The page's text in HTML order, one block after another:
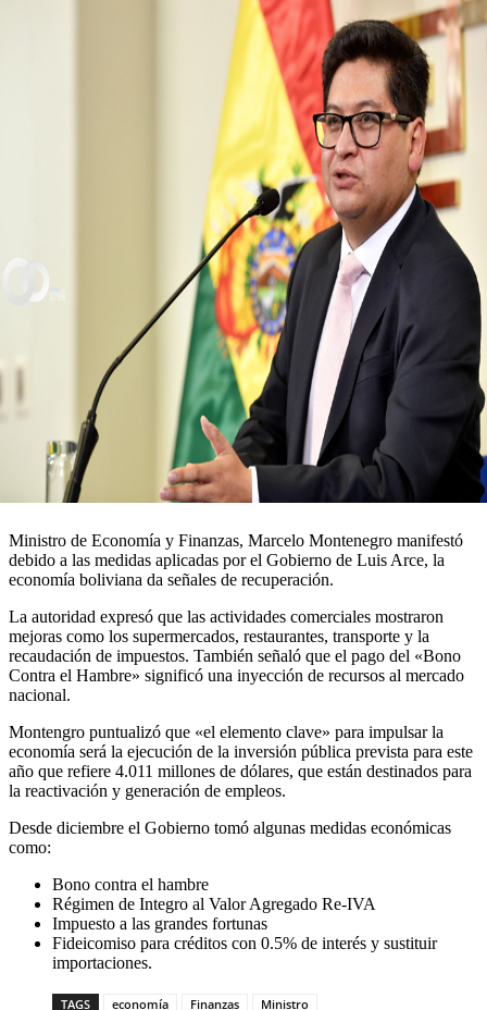
Ministro de Economía y Finanzas, Marcelo Montenegro manifestó
debido a las medidas aplicadas por el Gobierno de Luis Arce, la
economía boliviana da señales de recuperación.
La autoridad expresó que las actividades comerciales mostraron
mejoras como los supermercados, restaurantes, transporte y la
recaudación de impuestos. También señaló que el pago del «Bono
Contra el Hambre» significó una inyección de recursos al mercado
nacional.
Montengro puntualizó que «el elemento clave» para impulsar la
economía será la ejecución de la inversión pública prevista para este
año que refiere 4.011 millones de dólares, que están destinados para
la reactivación y generación de empleos.
Desde diciembre el Gobierno tomó algunas medidas económicas
como:
Bono contra el hambre
Régimen de Integro al Valor Agregado Re-IVA
Impuesto a las grandes fortunas
Fideicomiso para créditos con 0.5% de interés y sustituir
importaciones.
TAGS economía Finanzas Ministro